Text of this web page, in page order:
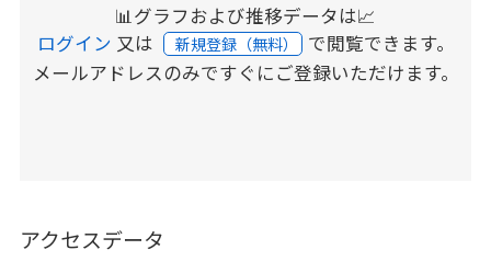
📊グラフおよび推移データは📈
ログイン 又は 新規登録（無料） で閲覧できます。
メールアドレスのみですぐにご登録いただけます。
アクセスデータ